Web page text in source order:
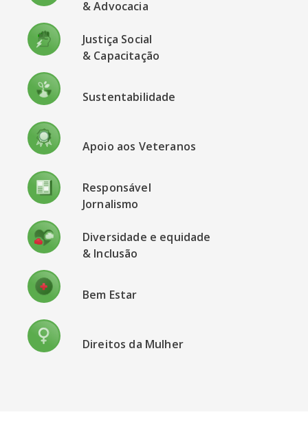
& Advocacia
Justiça Social
& Capacitação
Sustentabilidade
Apoio aos Veteranos
Responsável
Jornalismo
Diversidade e equidade
& Inclusão
Bem Estar
Direitos da Mulher